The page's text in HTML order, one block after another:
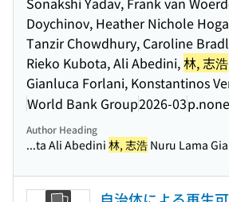
Doychinov, Heather Nichole
Tanzir Chowdhury, Caroline
Rieko Kubota, Ali Abedini,林, 志浩
Gianluca Forlani, Konstantinos
World Bank Group2026-03
Author Heading
...ta Ali Abedini 林, 志浩 Nuru Lama